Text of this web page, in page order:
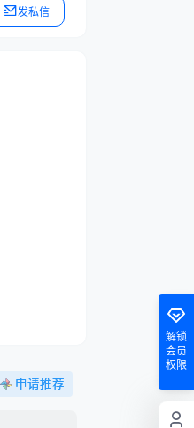
发私信
解锁
会员
权限
申请推荐